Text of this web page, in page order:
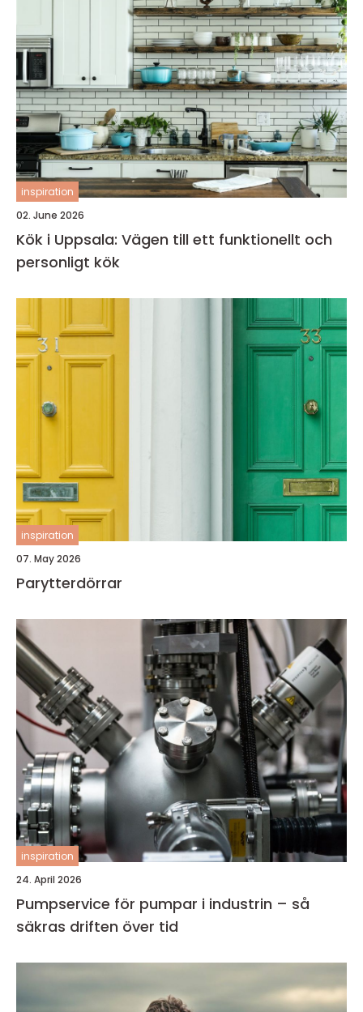
inspiration
02. June 2026
Kök i Uppsala: Vägen till ett funktionellt och
personligt kök
inspiration
07. May 2026
Parytterdörrar
inspiration
24. April 2026
Pumpservice för pumpar i industrin – så
säkras driften över tid